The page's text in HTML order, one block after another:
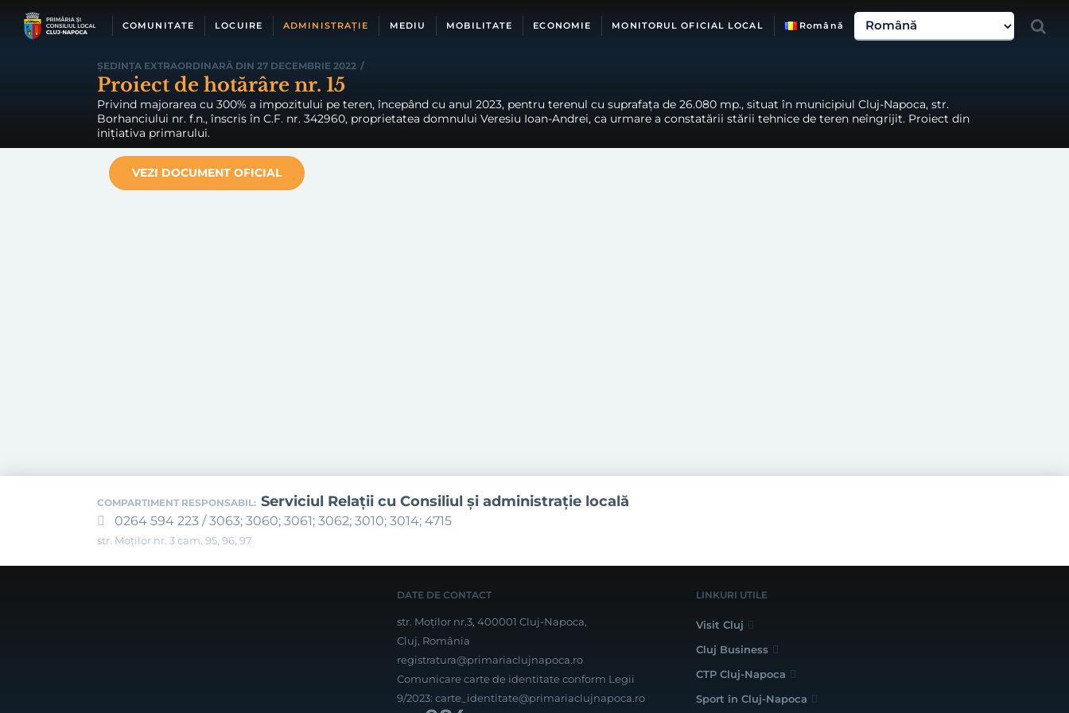
COMUNITATE LOCUIRE ADMINISTRAȚIE MEDIU MOBILITATE ECONOMIE MONITORUL OFICIAL LOCAL Română
ȘEDINȚA EXTRAORDINARĂ DIN 27 DECEMBRIE 2022 /
Proiect de hotărâre nr. 15
Privind majorarea cu 300% a impozitului pe teren, începând cu anul 2023, pentru terenul cu suprafața de 26.080 mp., situat în municipiul Cluj-Napoca, str.
Borhanciului nr. f.n., înscris în C.F. nr. 342960, proprietatea domnului Veresiu Ioan-Andrei, ca urmare a constatării stării tehnice de teren neîngrijit. Proiect din
inițiativa primarului.
VEZI DOCUMENT OFICIAL
COMPARTIMENT RESPONSABIL: Serviciul Relaţii cu Consiliul şi administraţie locală
0264 594 223 / 3063; 3060; 3061; 3062; 3010; 3014; 4715
str. Moților nr. 3 cam. 95, 96, 97
DATE DE CONTACT
str. Moților nr.3, 400001 Cluj-Napoca,
Cluj, România
registratura@primariaclujnapoca.ro
Comunicare carte de identitate conform Legii
9/2023: carte_identitate@primariaclujnapoca.ro
LINKURI UTILE
Visit Cluj
Cluj Business
CTP Cluj-Napoca
Sport în Cluj-Napoca